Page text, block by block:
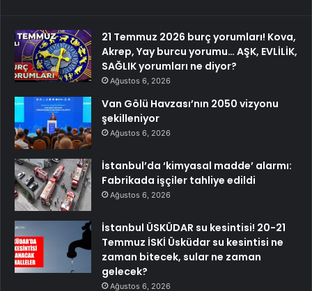
21 Temmuz 2026 burç yorumları! Kova,
Akrep, Yay burcu yorumu… AŞK, EVLİLİK,
SAĞLIK yorumları ne diyor?
Ağustos 6, 2026
Van Gölü Havzası’nın 2050 vizyonu
şekilleniyor
Ağustos 6, 2026
İstanbul’da ‘kimyasal madde’ alarmı:
Fabrikada işçiler tahliye edildi
Ağustos 6, 2026
İstanbul ÜSKÜDAR su kesintisi! 20-21
Temmuz İSKİ Üsküdar su kesintisi ne
zaman bitecek, sular ne zaman
gelecek?
Ağustos 6, 2026